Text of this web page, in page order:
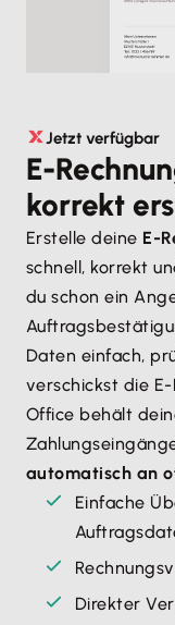
Jetzt verfügbar
E-
korrekt
Erstelle deine E-
schnell, korrekt
du schon ein
Daten einfach,
verschickst die
Office behält
automatisch an
Einfache
Direkter